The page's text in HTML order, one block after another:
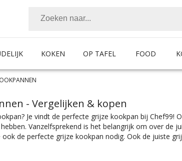
KOKEN OP TAFEL FOOD
- Vergelijken & kopen
Je vindt de perfecte grijze kookpan bij
Vanzelfsprekend is het belangrijk om over de
de perfecte grijze kookpan nodig. Ook de juiste
alles wat je nodig hebt bij Chef99. Kookpannen zijn